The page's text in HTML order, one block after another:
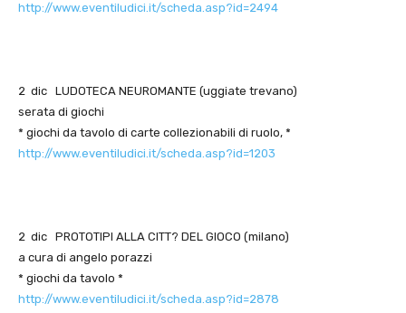
http://www.eventiludici.it/scheda.asp?id=2494
2 dic LUDOTECA NEUROMANTE (uggiate trevano)
serata di giochi
* giochi da tavolo di carte collezionabili di ruolo, *
http://www.eventiludici.it/scheda.asp?id=1203
2 dic PROTOTIPI ALLA CITT? DEL GIOCO (milano)
a cura di angelo porazzi
* giochi da tavolo *
http://www.eventiludici.it/scheda.asp?id=2878